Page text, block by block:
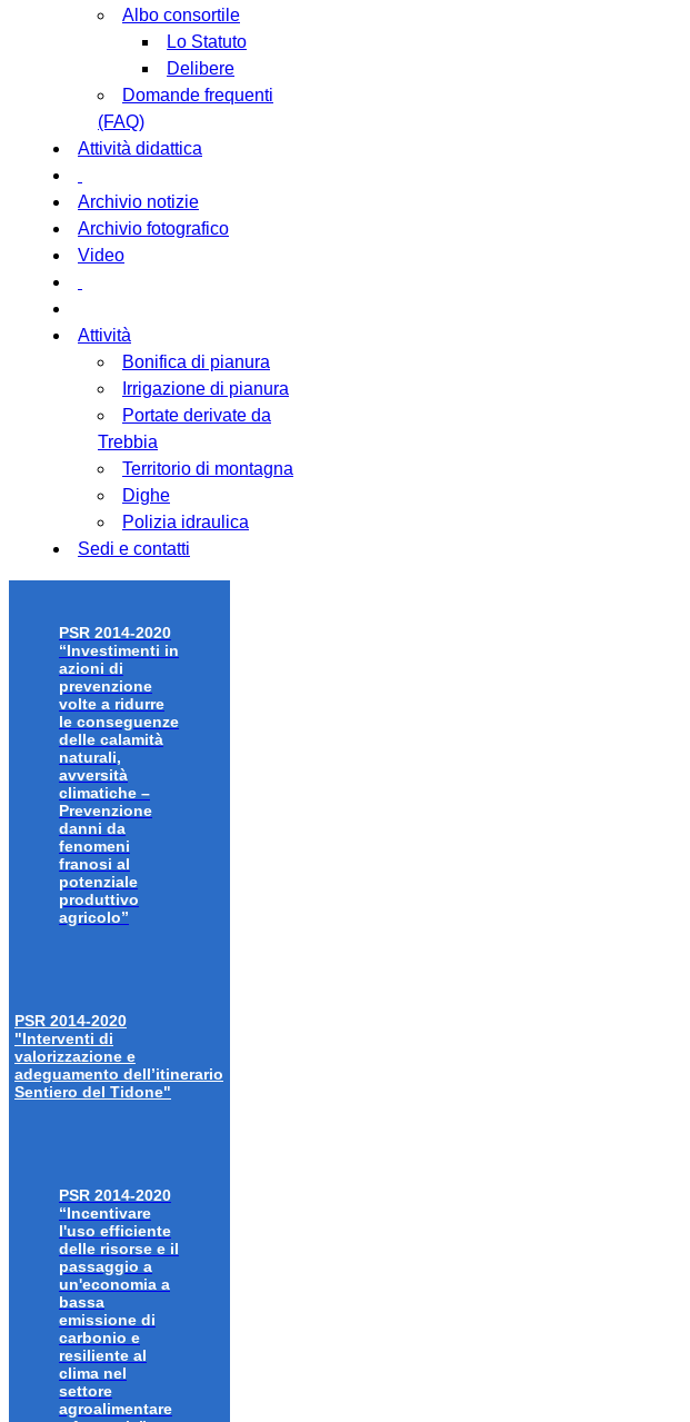
Albo consortile
Lo Statuto
Delibere
Domande frequenti
(FAQ)
Attività didattica
Archivio notizie
Archivio fotografico
Video
Attività
Bonifica di pianura
Irrigazione di pianura
Portate derivate da
Trebbia
Territorio di montagna
Dighe
Polizia idraulica
Sedi e contatti
PSR 2014-2020
“Investimenti in
azioni di
prevenzione
volte a ridurre
le conseguenze
delle calamità
naturali,
avversità
climatiche –
Prevenzione
danni da
fenomeni
franosi al
potenziale
produttivo
agricolo”
PSR 2014-2020
"Interventi di
valorizzazione e
adeguamento dell’itinerario
Sentiero del Tidone"
PSR 2014-2020
“Incentivare
l'uso efficiente
delle risorse e il
passaggio a
un'economia a
bassa
emissione di
carbonio e
resiliente al
clima nel
settore
agroalimentare